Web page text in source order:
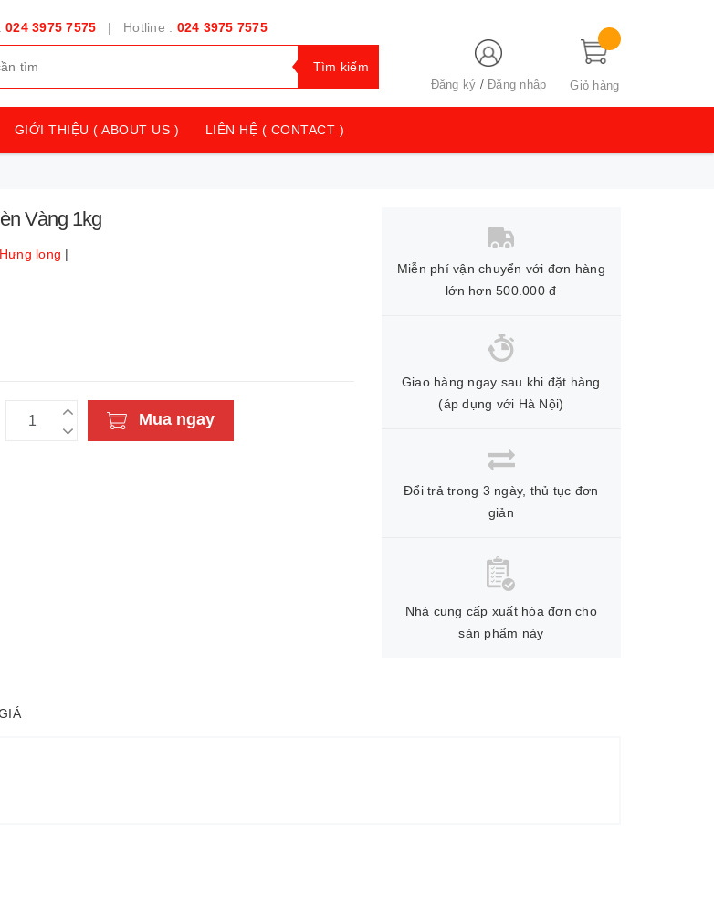
024 3975 7575 | Hotline : 024 3975 7575
Tìm kiếm
Đăng ký /Đăng nhập Giỏ hàng
GIỚI THIỆU ( ABOUT US ) LIÊN HỆ ( CONTACT )
Vàng 1kg
Hưng long |
Mua ngay
Miễn phí vận chuyển với đơn hàng
lớn hơn 500.000 đ
Giao hàng ngay sau khi đặt hàng
(áp dụng với Hà Nội)
Đổi trả trong 3 ngày, thủ tục đơn
giản
Nhà cung cấp xuất hóa đơn cho
sản phẩm này